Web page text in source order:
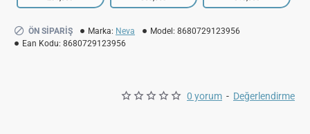
0 yorum - Değerlendirme
ÖN SIPARIŞ Marka: Neva Model: 8680729123956
Ean Kodu: 8680729123956